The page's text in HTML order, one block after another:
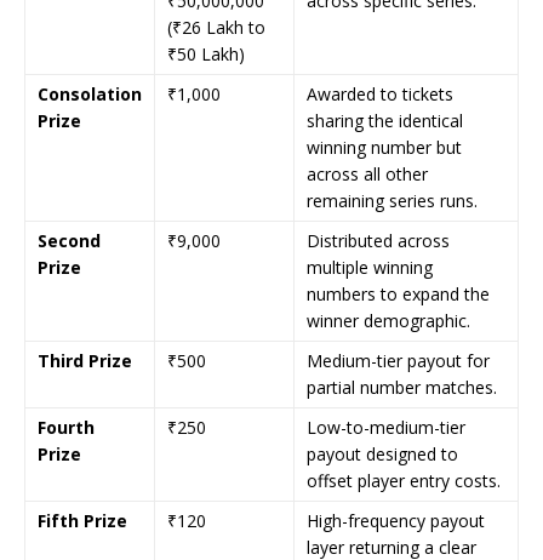
(₹26 Lakh to
₹50 Lakh)
Consolation
Prize
₹1,000
Awarded to tickets
sharing the identical
winning number but
across all other
remaining series runs.
Second
Prize
₹9,000
Distributed across
multiple winning
numbers to expand the
winner demographic.
Third Prize
₹500
Medium-tier payout for
partial number matches.
Fourth
Prize
₹250
Low-to-medium-tier
payout designed to
offset player entry costs.
Fifth Prize
₹120
High-frequency payout
layer returning a clear